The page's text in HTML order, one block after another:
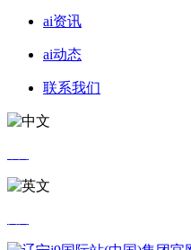
ai资讯
ai动态
联系我们